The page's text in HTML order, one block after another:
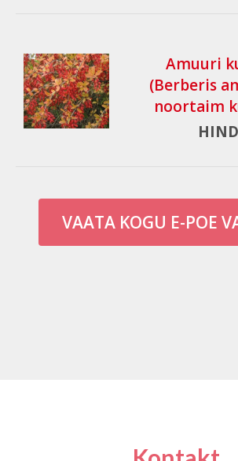
Amuuri
(Berberis
noortaim
HIND
VAATA KOGU E-POE